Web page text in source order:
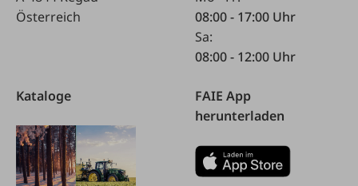
Österreich
08:00 - 17:00 Uhr
Sa:
08:00 - 12:00 Uhr
Kataloge
FAIE App
herunterladen